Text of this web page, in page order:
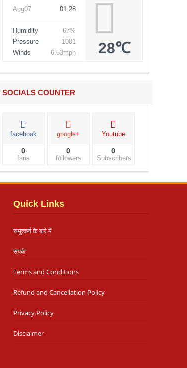
Aug07 01:28
Humidity
67%
Pressure
1001
Winds
6.53mph 28℃
SOCIALS COUNTER
facebook
0
fans
google+
0
followers
Youtube
0
Subscribers
Quick Links
समुत्कर्ष के बारे में
संपर्क
Terms and Conditions
Refund and Cancellation Policy
Privacy Policy
Disclaimer